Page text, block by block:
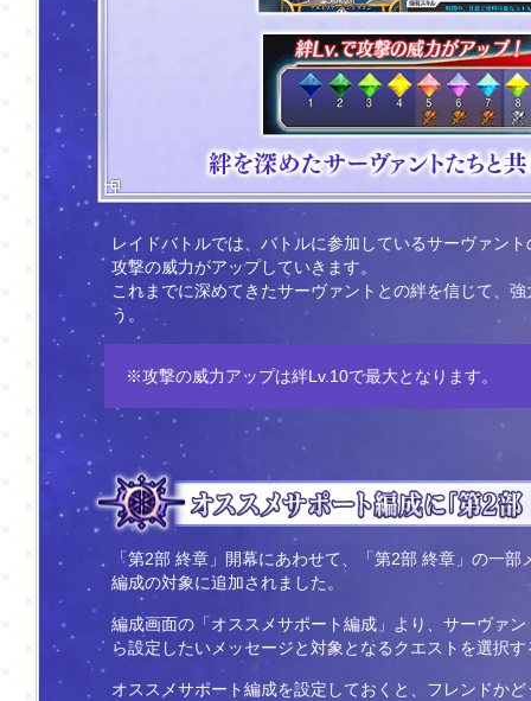
レイドバトルでは、バトルに参加しているサーヴァン
攻撃の威力がアップしていきます。
これまでに深めてきたサーヴァントとの絆を信じて、
う。
※攻撃の威力アップは絆Lv.10で最大となります。
「第2部 終章」開幕にあわせて、「第2部 終章」の一
編成の対象に追加されました。
編成画面の「オススメサポート編成」より、サーヴァ
ら設定したいメッセージと対象となるクエストを選択
オススメサポート編成を設定しておくと、フレンドか